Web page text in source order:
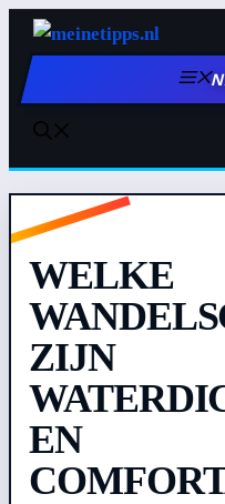
Zum
Inhalt
springen
WELKE
ZIJN
EN